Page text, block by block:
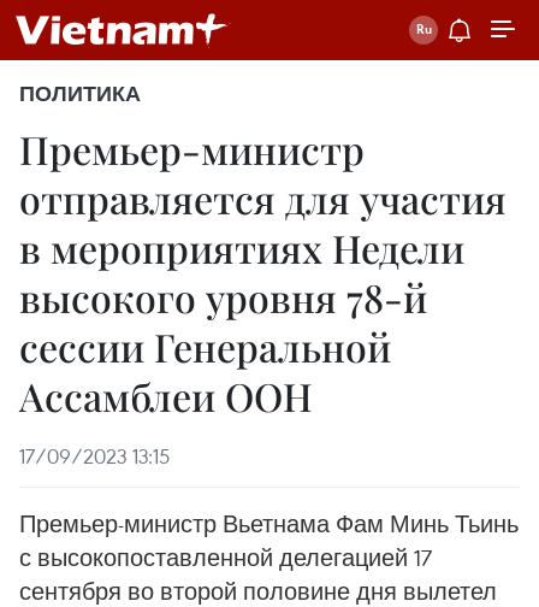
ПОЛИТИКА
Премьер-министр
отправляется для участия
в мероприятиях Недели
высокого уровня 78-й
сессии Генеральной
Ассамблеи ООН
17/09/2023 13:15
Премьер-министр Вьетнама Фам Минь Тьинь
с высокопоставленной делегацией 17
сентября во второй половине дня вылетел